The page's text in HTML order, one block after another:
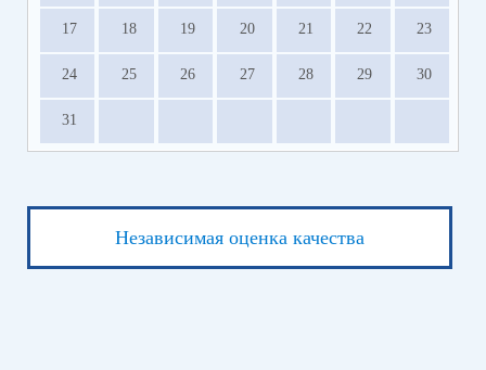
17 18 19 20 21 22 23
24 25 26 27 28 29 30
31
Независимая оценка качества